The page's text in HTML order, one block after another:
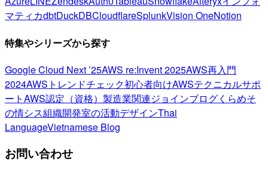
マティカdbtDuckDBCloudflareSplunkVision OneNotion
特集やシリーズから探す
Google Cloud Next ’25AWS re:Invent 2025AWS再入門
2024AWSトレンドチェック初心者向けAWSテクニカルサポ
ートAWS認定（資格） 製造業関連ジョインブログくらめそ
の情シス組織開発室の活動デザインThai
LanguageVietnamese Blog
お問い合わせ